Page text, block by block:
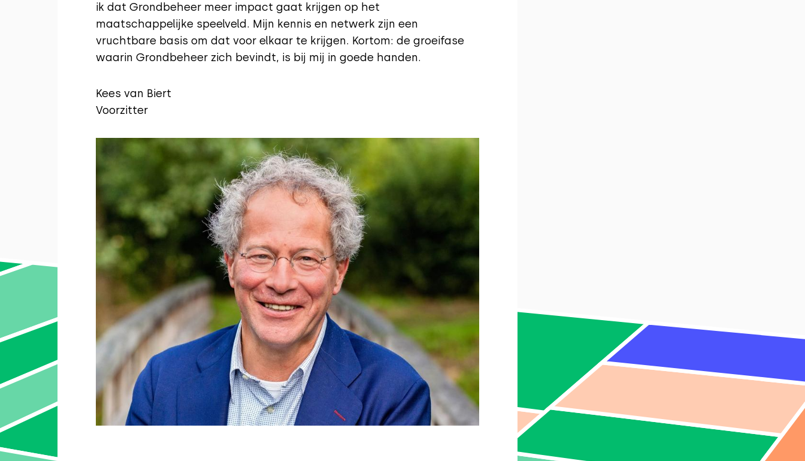
ik dat Grondbeheer meer impact gaat krijgen op het
maatschappelijke speelveld. Mijn kennis en netwerk zijn een
vruchtbare basis om dat voor elkaar te krijgen. Kortom: de groeifase
waarin Grondbeheer zich bevindt, is bij mij in goede handen.
Kees van Biert
Voorzitter